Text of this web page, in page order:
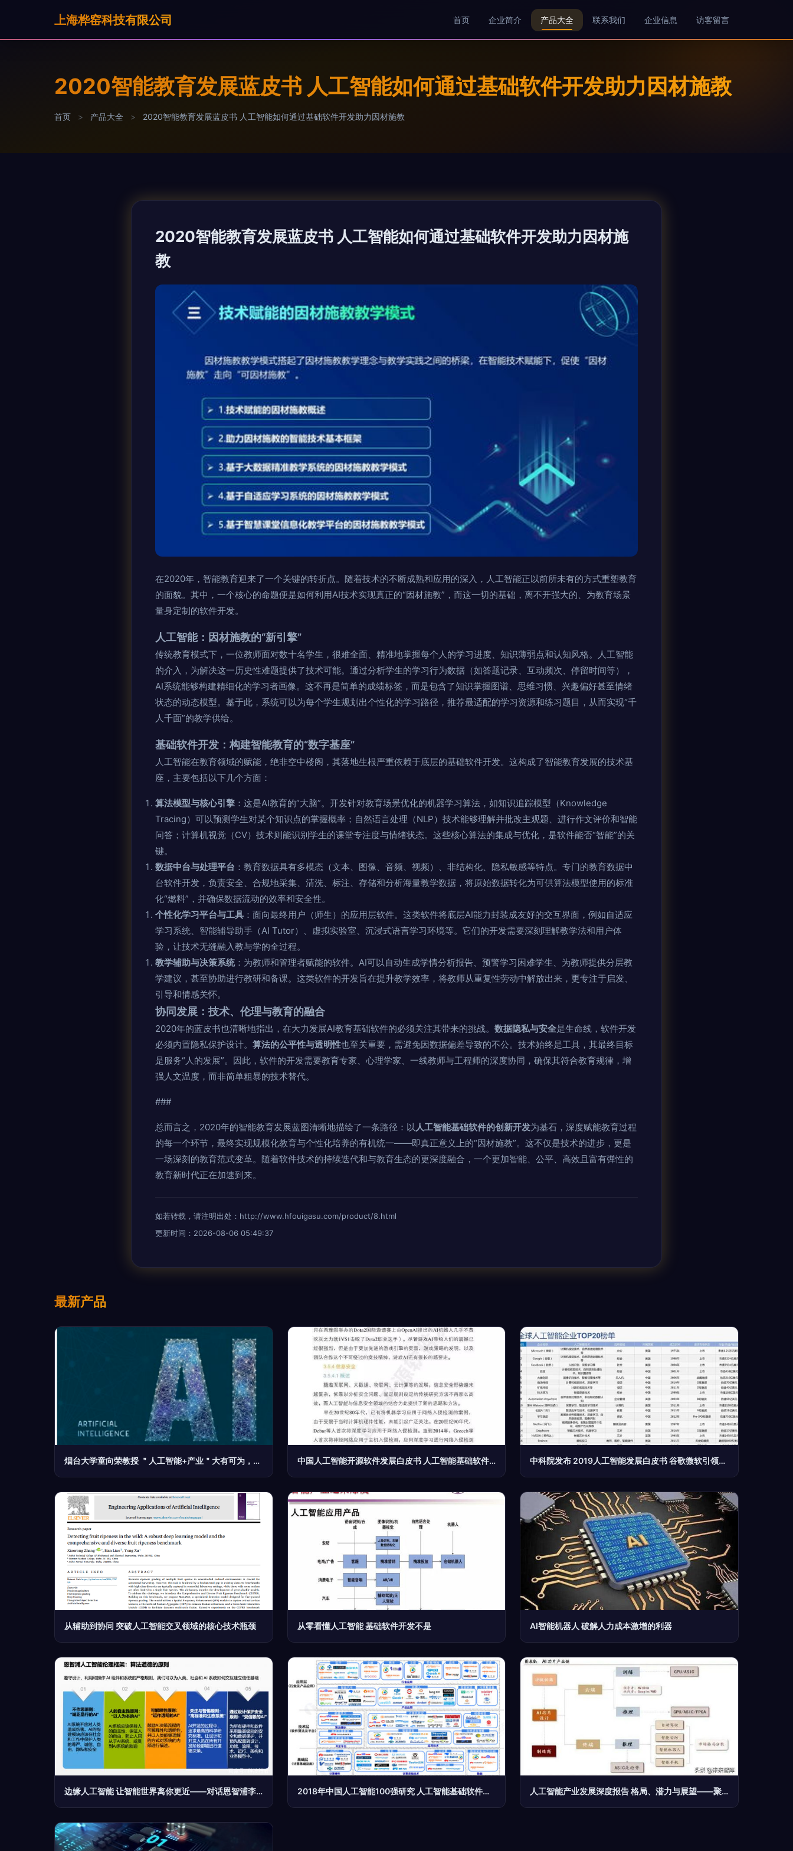
上海桦窑科技有限公司 首页 企业简介 产品大全 联系我们 企业信息 访客留言
2020智能教育发展蓝皮书 人工智能如何通过基础软件开发助力因材施教
首页 > 产品大全 > 2020智能教育发展蓝皮书 人工智能如何通过基础软件开发助力因材施教
2020智能教育发展蓝皮书 人工智能如何通过基础软件开发助力因材施
教
在2020年，智能教育迎来了一个关键的转折点。随着技术的不断成熟和应用的深入，人工智能正以前所未有的方式重塑教育
的面貌。其中，一个核心的命题便是如何利用AI技术实现真正的“因材施教”，而这一切的基础，离不开强大的、为教育场景
量身定制的软件开发。
人工智能：因材施教的“新引擎”
传统教育模式下，一位教师面对数十名学生，很难全面、精准地掌握每个人的学习进度、知识薄弱点和认知风格。人工智能
的介入，为解决这一历史性难题提供了技术可能。通过分析学生的学习行为数据（如答题记录、互动频次、停留时间等），
AI系统能够构建精细化的学习者画像。这不再是简单的成绩标签，而是包含了知识掌握图谱、思维习惯、兴趣偏好甚至情绪
状态的动态模型。基于此，系统可以为每个学生规划出个性化的学习路径，推荐最适配的学习资源和练习题目，从而实现“千
人千面”的教学供给。
基础软件开发：构建智能教育的“数字基座”
人工智能在教育领域的赋能，绝非空中楼阁，其落地生根严重依赖于底层的基础软件开发。这构成了智能教育发展的技术基
座，主要包括以下几个方面：
算法模型与核心引擎 ：这是AI教育的“大脑”。开发针对教育场景优化的机器学习算法，如知识追踪模型（Knowledge
Tracing）可以预测学生对某个知识点的掌握概率；自然语言处理（NLP）技术能够理解并批改主观题、进行作文评价和智能
问答；计算机视觉（CV）技术则能识别学生的课堂专注度与情绪状态。这些核心算法的集成与优化，是软件能否“智能”的关
键。
数据中台与处理平台 ：教育数据具有多模态（文本、图像、音频、视频）、非结构化、隐私敏感等特点。专门的教育数据中
台软件开发，负责安全、合规地采集、清洗、标注、存储和分析海量教学数据，将原始数据转化为可供算法模型使用的标准
化“燃料”，并确保数据流动的效率和安全性。
个性化学习平台与工具 ：面向最终用户（师生）的应用层软件。这类软件将底层AI能力封装成友好的交互界面，例如自适应
学习系统、智能辅导助手（AI Tutor）、虚拟实验室、沉浸式语言学习环境等。它们的开发需要深刻理解教学法和用户体
验，让技术无缝融入教与学的全过程。
教学辅助与决策系统：为教师和管理者赋能的软件。AI可以自动生成学情分析报告、预警学习困难学生、为教师提供分层教
学建议，甚至协助进行教研和备课。这类软件的开发旨在提升教学效率，将教师从重复性劳动中解放出来，更专注于启发、
引导和情感关怀。
协同发展：技术、伦理与教育的融合
2020年的蓝皮书也清晰地指出，在大力发展AI教育基础软件的必须关注其带来的挑战。 数据隐私与安全是生命线，软件开发
必须内置隐私保护设计。 算法的公平性与透明性也至关重要，需避免因数据偏差导致的不公。技术始终是工具，其最终目标
是服务“人的发展”。因此，软件的开发需要教育专家、心理学家、一线教师与工程师的深度协同，确保其符合教育规律，增
强人文温度，而非简单粗暴的技术替代。
###
总而言之，2020年的智能教育发展蓝图清晰地描绘了一条路径：以 人工智能基础软件的创新开发为基石，深度赋能教育过程
的每一个环节，最终实现规模化教育与个性化培养的有机统一——即真正意义上的“因材施教”。这不仅是技术的进步，更是
一场深刻的教育范式变革。随着软件技术的持续迭代和与教育生态的更深度融合，一个更加智能、公平、高效且富有弹性的
教育新时代正在加速到来。
如若转载，请注明出处：http://www.hfouigasu.com/product/8.html
更新时间：2026-08-06 05:49:37
最新产品
烟台大学童向荣教授 ＂人工智能+产业＂大有可为，人工智能基础软件开发应立足长远 中国人工智能开源软件发展白皮书 人工智能基础软件开发解析 中科院发布 2019人工智能发展白皮书 谷歌微软引领ai爆发
从辅助到协同 突破人工智能交叉领域的核心技术瓶颈 从零看懂人工智能 基础软件开发不是 AI智能机器人 破解人力成本激增的利器
边缘人工智能 让智能世界离你更近——对话恩智浦李廷伟，剖析AI基础软件开发的关键突破 2018年中国人工智能100强研究 人工智能基础软件开发的产业链透视 人工智能产业发展深度报告 格局、潜力与展望——聚焦基础软件开发